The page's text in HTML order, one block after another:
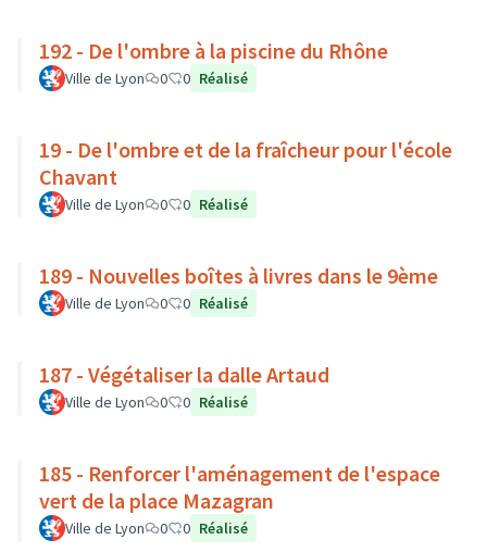
192 - De l'ombre à la piscine du Rhône
Ville de Lyon 0 0 Réalisé
19 - De l'ombre et de la fraîcheur pour l'école
Chavant
Ville de Lyon 0 0 Réalisé
189 - Nouvelles boîtes à livres dans le 9ème
Ville de Lyon 0 0 Réalisé
187 - Végétaliser la dalle Artaud
Ville de Lyon 0 0 Réalisé
185 - Renforcer l'aménagement de l'espace
vert de la place Mazagran
Ville de Lyon 0 0 Réalisé